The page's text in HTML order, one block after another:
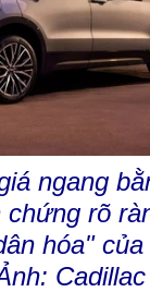
ngang
rõ
hóa"
Cadillac